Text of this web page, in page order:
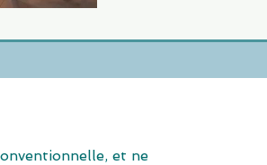
et ne